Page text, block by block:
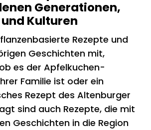
Generationen,
Kulturen
Rezepte und
Geschichten mit,
es der Apfelkuchen-
Familie ist oder ein
Rezept des Altenburger
sind auch Rezepte, die mit
Geschichten in die Region